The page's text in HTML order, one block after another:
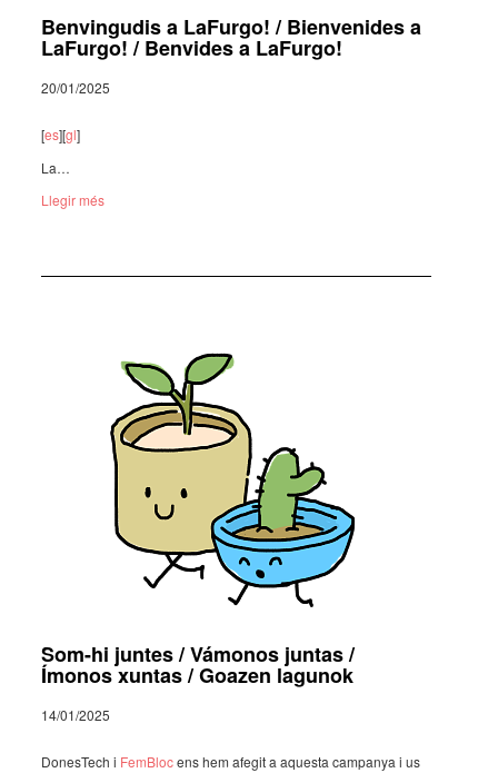
Benvingudis a LaFurgo! / Bienvenides a
LaFurgo! / Benvides a LaFurgo!
20/01/2025
[es][gl]
La…
Llegir més
Som-hi juntes / Vámonos juntas /
Ímonos xuntas / Goazen lagunok
14/01/2025
Dones­Tech i FemBlocens hem afegit a aquesta campa­nya i us